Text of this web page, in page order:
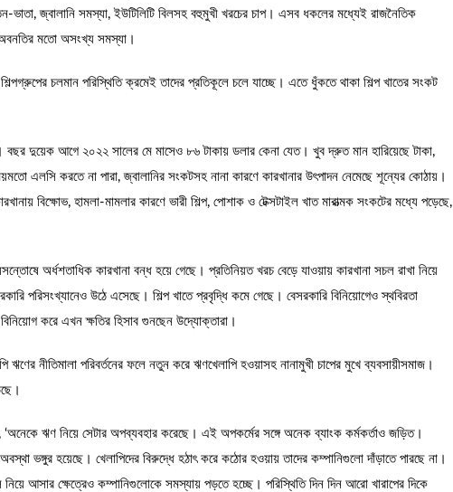
ভাতা, জ্বালানি সমস্যা, ইউটিলিটি বিলসহ বহুমুখী খরচের চাপ। এসব ধকলের মধ্যেই রাজনৈতিক
মতো অসংখ্য সমস্যা।
চলমান পরিস্থিতি ক্রমেই তাদের প্রতিকূলে চলে যাচ্ছে। এতে ধুঁকতে থাকা শিল্প খাতের সংকট
দুয়েক আগে ২০২২ সালের মে মাসেও ৮৬ টাকায় ডলার কেনা যেত। খুব দ্রুত মান হারিয়েছে টাকা,
এলসি করতে না পারা, জ্বালানির সংকটসহ নানা কারণে কারখানার উৎপাদন নেমেছে শূন্যের কোঠায়।
বিক্ষোভ, হামলা-মামলার কারণে ভারী শিল্প, পোশাক ও টেক্সটাইল খাত মারাত্মক সংকটের মধ্যে পড়েছে,
অর্ধশতাধিক কারখানা বন্ধ হয়ে গেছে। প্রতিনিয়ত খরচ বেড়ে যাওয়ায় কারখানা সচল রাখা নিয়ে
পরিসংখ্যানেও উঠে এসেছে। শিল্প খাতে প্রবৃদ্ধি কমে গেছে। বেসরকারি বিনিয়োগেও স্থবিরতা
করে এখন ক্ষতির হিসাব গুনছেন উদ্যোক্তারা।
নীতিমালা পরিবর্তনের ফলে নতুন করে ঋণখেলাপি হওয়াসহ নানামুখী চাপের মুখে ব্যবসায়ীসমাজ।
ঋণ নিয়ে সেটার অপব্যবহার করেছে। এই অপকর্মের সঙ্গে অনেক ব্যাংক কর্মকর্তাও জড়িত।
ভঙ্গুর হয়েছে। খেলাপিদের বিরুদ্ধে হঠাৎ করে কঠোর হওয়ায় তাদের কম্পানিগুলো দাঁড়াতে পারছে না।
আসার ক্ষেত্রেও কম্পানিগুলোকে সমস্যায় পড়তে হচ্ছে। পরিস্থিতি দিন দিন আরো খারাপের দিকে